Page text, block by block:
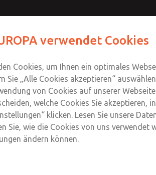
bis 283 l/min
verwendet Cookies
Cookies, um Ihnen ein optimales
Sie „Alle Cookies akzeptieren“
von Cookies auf unserer
welche Cookies Sie akzeptieren,
klicken. Lesen Sie unsere
Sie, wie die Cookies von uns verwendet
ändern können.